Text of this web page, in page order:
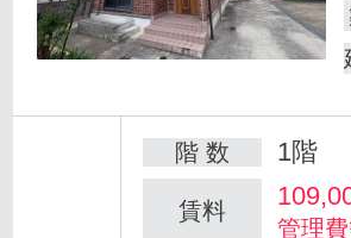
階 数 1階
賃料
管理